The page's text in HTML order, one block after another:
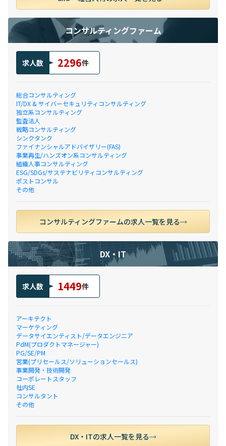
コンサルティングファーム
求人数 2296件
総合コンサルティング
IT/DX & サイバーセキュリティコンサルティング
独立系コンサルティング
監査法人
戦略コンサルティング
シンクタンク
ファイナンシャルアドバイザリー(FAS)
事業再生/ハンズオン系コンサルティング
組織人事コンサルティング
ESG/SDGs/サステナビリティコンサルティング
ポストコンサル
その他
コンサルティングファームの求人一覧を見る
DX・IT
求人数 1449件
アーキテクト
マーケティング
データサイエンティスト/データエンジニア
PdM(プロダクトマネージャー)
PG/SE/PM
営業(プリセールス/ソリューションセールス)
事業開発・技術開発
コーポレートスタッフ
社内SE
コンサルタント
その他
DX・ITの求人一覧を見る